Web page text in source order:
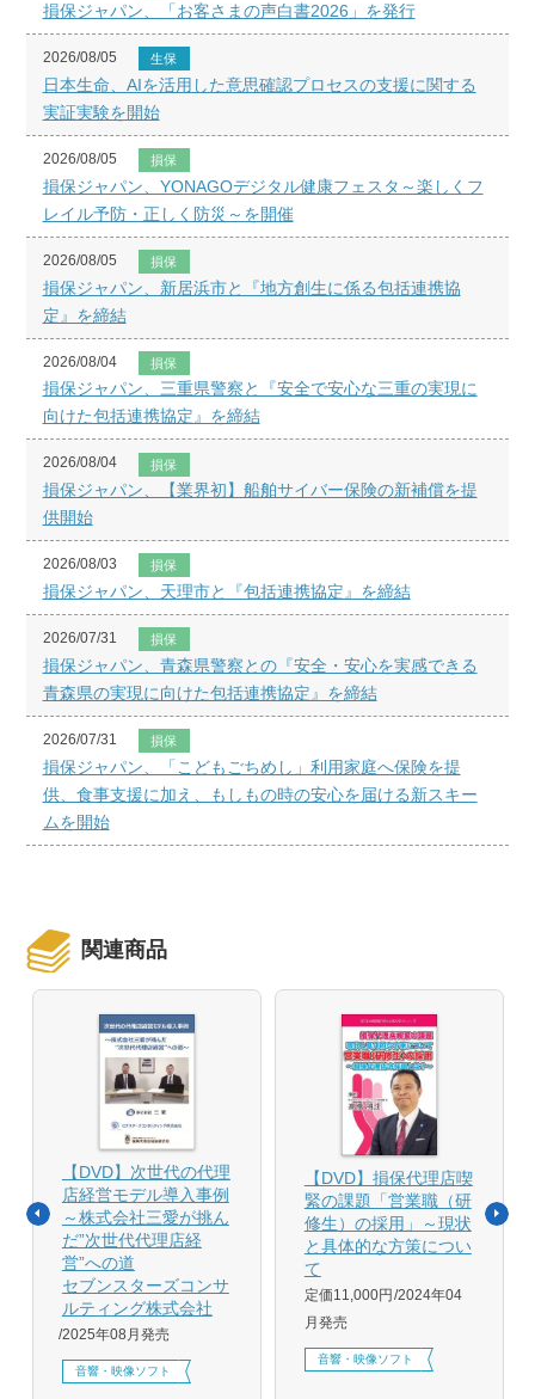
損保ジャパン、「お客さまの声白書2026」を発行
2026/08/05 生保
日本生命、AIを活用した意思確認プロセスの支援に関する
実証実験を開始
2026/08/05 損保
損保ジャパン、YONAGOデジタル健康フェスタ～楽しくフ
レイル予防・正しく防災～を開催
2026/08/05 損保
損保ジャパン、新居浜市と『地方創生に係る包括連携協
定』を締結
2026/08/04 損保
損保ジャパン、三重県警察と『安全で安心な三重の実現に
向けた包括連携協定』を締結
2026/08/04 損保
損保ジャパン、【業界初】船舶サイバー保険の新補償を提
供開始
2026/08/03 損保
損保ジャパン、天理市と『包括連携協定』を締結
2026/07/31 損保
損保ジャパン、青森県警察との『安全・安心を実感できる
青森県の実現に向けた包括連携協定』を締結
2026/07/31 損保
損保ジャパン、「こどもごちめし」利用家庭へ保険を提
供、食事支援に加え、もしもの時の安心を届ける新スキー
ムを開始
関連商品
【DVD】次世代の代理
店経営モデル導入事例
～株式会社三愛が挑ん
だ”次世代代理店経
営”への道
セブンスターズコンサ
ルティング株式会社
2025年08月発売
音響・映像ソフト
【DVD】損保代理店喫
緊の課題「営業職（研
修生）の採用」～現状
と具体的な方策につい
て
定価11,000円 2024年04
月発売
音響・映像ソフト